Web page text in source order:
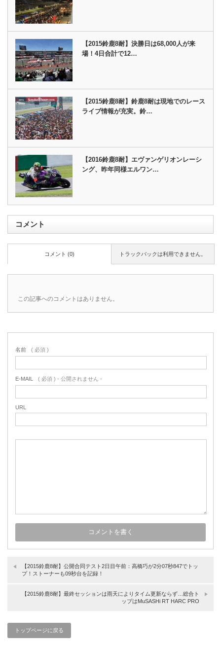
【2015鈴鹿8耐】決勝日は68,000人が来
場！4日合計で12…
【2015鈴鹿8耐】鈴鹿8耐は現地でのレース
ライブ情報が充実。鈴…
【2016鈴鹿8耐】エヴァンゲリオンレーシ
ング、昨年同様エルワン…
コメント
トラックバックは利用できません。
コメント (0)
この記事へのコメントはありません。
名前 ( 必須 )
E-MAIL ( 必須 ) - 公開されません -
URL
【2015鈴鹿8耐】公開合同テスト2日目午前：高橋巧が2分07秒847でトッ
プ！ストーナーも09秒台を記録！
【2015鈴鹿8耐】最終セッションは雨天によりタイム更新ならず…総合ト
ップはMuSASHi RT HARC PRO
トップページに戻る